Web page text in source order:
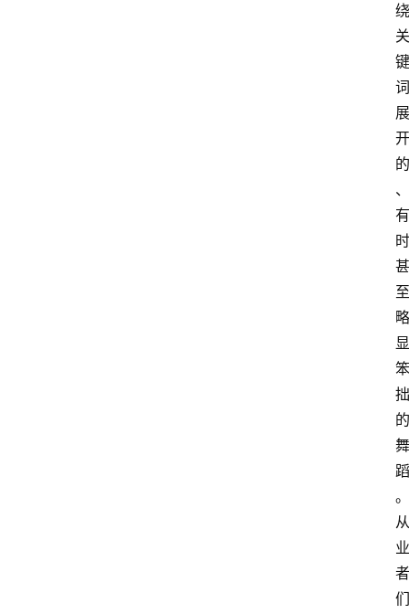
绕
关
键
词
展
开
的
、
有
时
甚
至
略
显
笨
拙
的
舞
蹈
。
从
业
者
们